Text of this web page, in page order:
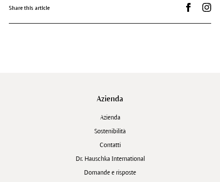
Share this article Condividi
Azienda
Azienda
Sostenibilità
Contatti
Dr. Hauschka International
Domande e risposte